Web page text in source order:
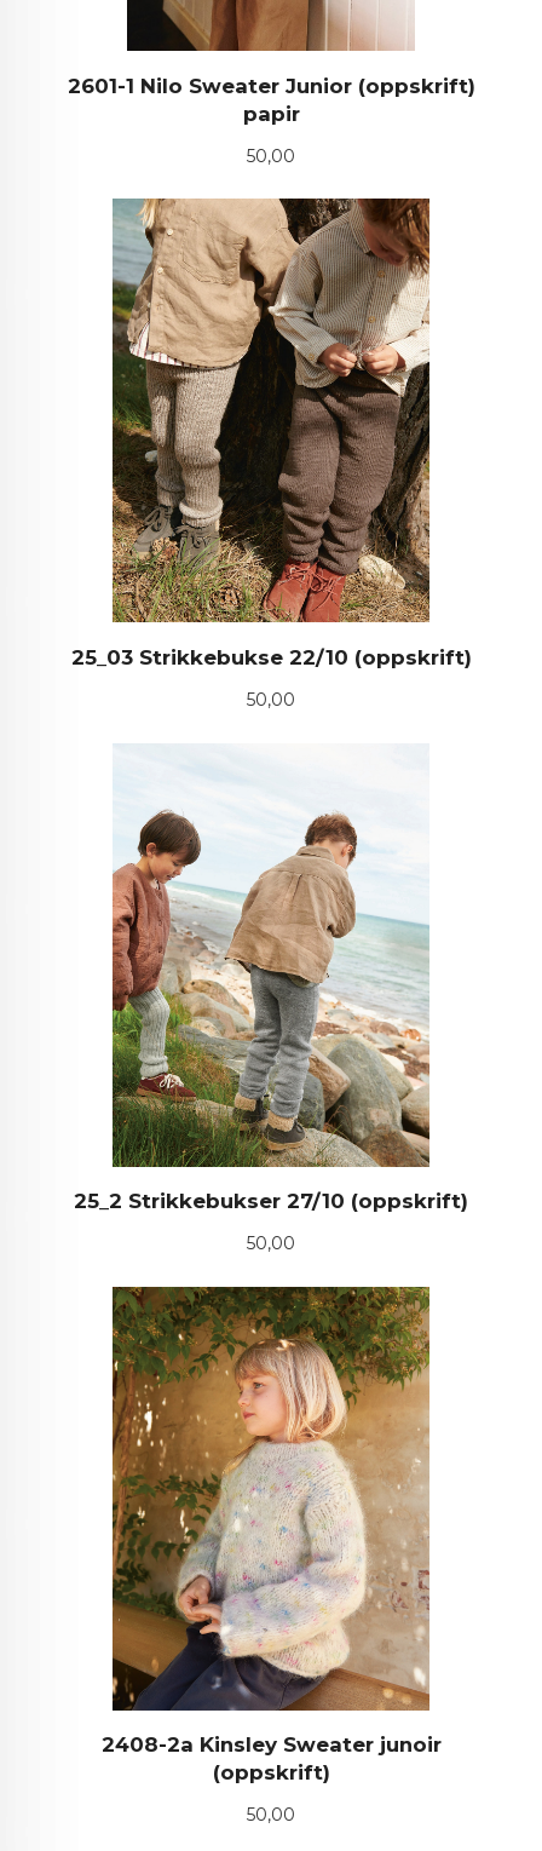
2601-1 Nilo Sweater Junior (oppskrift)
papir
Pris
50,00
25_03 Strikkebukse 22/10 (oppskrift)
Pris
50,00
25_2 Strikkebukser 27/10 (oppskrift)
Pris
50,00
2408-2a Kinsley Sweater junoir
(oppskrift)
Pris
50,00